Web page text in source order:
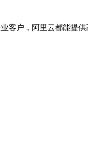
客户，阿里云都能提